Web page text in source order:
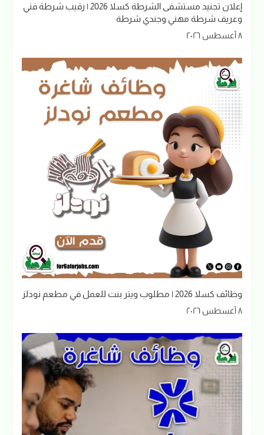
إعلان تجنيد مستشفى الشرطة كسلا 2026 | رقيب شرطة فني
وعريف شرطة مهني وجندي شرطة
٨ أغسطس ٢٠٢٦
وظائف كسلا 2026 | مطلوب ويتر بنت للعمل في مطعم نودلز
٨ أغسطس ٢٠٢٦